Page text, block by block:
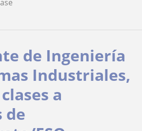
de Ingeniería
Industriales,
a
de